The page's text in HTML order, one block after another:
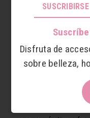
desarrollo del
los ácidos
antiinflamatorio y
prevención de
• Durante el
episodios de
recomienda
SUSCRIBIRSE
Disfruta de
sobre belleza,